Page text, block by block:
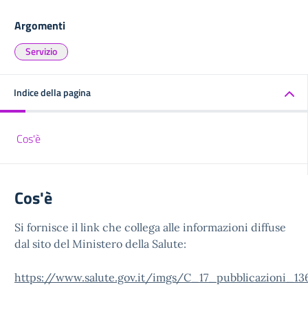
Argomenti
Servizio
Indice della pagina
Cos'è
Cos'è
Si fornisce il link che collega alle informazioni diffuse
dal sito del Ministero della Salute:
https://www.salute.gov.it/imgs/